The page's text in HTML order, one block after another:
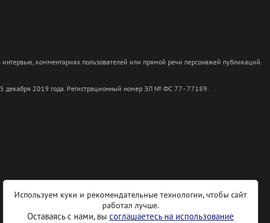
комментариях пользователей или прямой речи персонажей публикаций.
декабря 2019 года. Регистрационный номер ЭЛ № ФС 77 - 77189.
Используем куки и рекомендательные технологии, чтобы сайт
работал лучше.
Оставаясь с нами, вы соглашаетесь на использование